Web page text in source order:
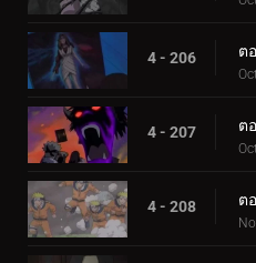
4 - 206
4 - 207
4 - 208